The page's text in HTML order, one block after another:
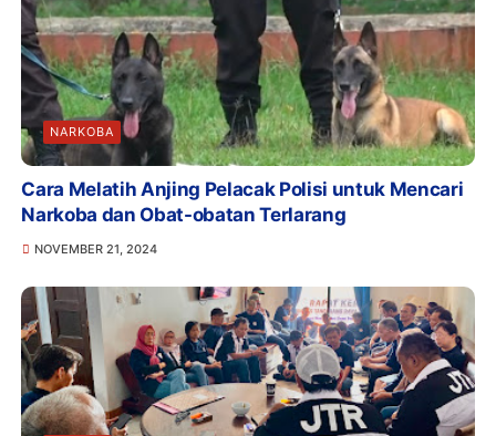
NARKOBA
Cara Melatih Anjing Pelacak Polisi untuk Mencari
Narkoba dan Obat-obatan Terlarang
NOVEMBER 21, 2024